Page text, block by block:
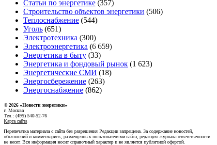
Статьи по энергетике (357)
Строительство объектов энергетики (506)
Теплоснабжение (544)
Уголь (651)
Электротехника (300)
Электроэнергетика (6 659)
Энергетика в быту (33)
Энергетика и фондовый рынок (1 623)
Энергетические СМИ (18)
Энергосбережение (263)
Энергоснабжение (862)
© 2026 «Новости энеретики»
г. Москва
Тел.: (495) 540-52-76
Карта сайта
Перепечатка материала с сайта без разрешения Редакции запрещена. За содержание новостей,
объявлений и комментариев, размещенных пользователями сайта, редакция журнала ответственности
не несет. Вся информация носит справочный характер и не является публичной офертой.